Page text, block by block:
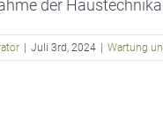
der
Juli 3rd, 2024 Wartung